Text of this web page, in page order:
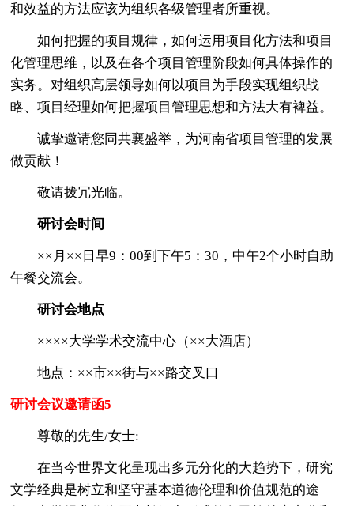
和效益的方法应该为组织各级管理者所重视。
如何把握的项目规律，如何运用项目化方法和项目
化管理思维，以及在各个项目管理阶段如何具体操作的
实务。对组织高层领导如何以项目为手段实现组织战
略、项目经理如何把握项目管理思想和方法大有裨益。
诚挚邀请您同共襄盛举，为河南省项目管理的发展
做贡献！
敬请拨冗光临。
研讨会时间
××月××日早9：00到下午5：30，中午2个小时自助
午餐交流会。
研讨会地点
××××大学学术交流中心（××大酒店）
地点：××市××街与××路交叉口
研讨会议邀请函5
尊敬的先生/女士:
在当今世界文化呈现出多元分化的大趋势下，研究
文学经典是树立和坚守基本道德伦理和价值规范的途